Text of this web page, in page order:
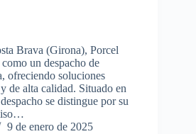
Brava (Girona), Porcel
un despacho de
ofreciendo soluciones
de alta calidad. Situado en
se distingue por su
9 de enero de 2025